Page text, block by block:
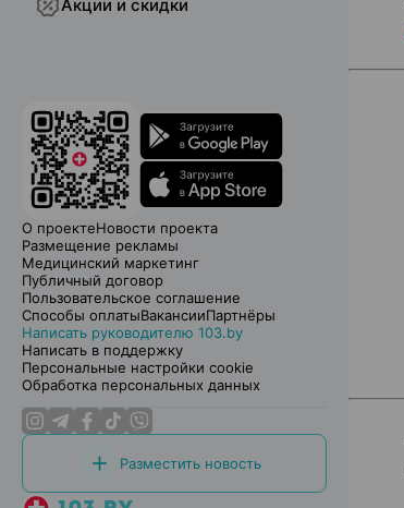
Акции и скидки
О проектеНовости проекта
Размещение рекламы
Медицинский маркетинг
Публичный договор
Пользовательское соглашение
Способы оплатыВакансииПартнёры
Написать руководителю 103.by
Написать в поддержку
Персональные настройки cookie
Обработка персональных данных
Разместить новость